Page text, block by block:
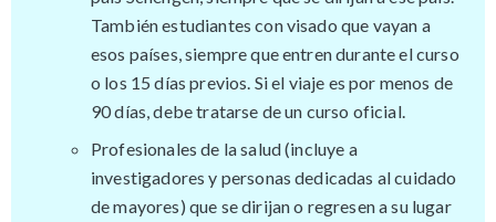
También estudiantes con visado que vayan a
esos países, siempre que entren durante el curso
o los 15 días previos. Si el viaje es por menos de
90 días, debe tratarse de un curso oficial.
Profesionales de la salud (incluye a
investigadores y personas dedicadas al cuidado
de mayores) que se dirijan o regresen a su lugar